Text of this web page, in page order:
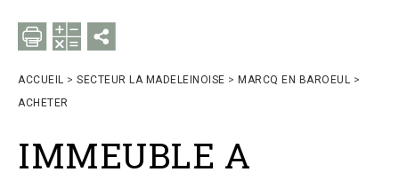
ACCUEIL > SECTEUR LA MADELEINOISE > MARCQ EN BAROEUL >
ACHETER
IMMEUBLE A